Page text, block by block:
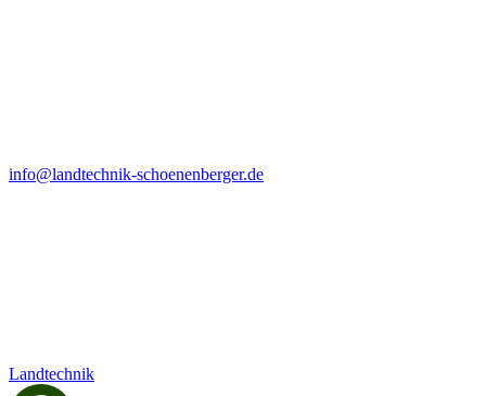
info@landtechnik-schoenenberger.de
Landtechnik